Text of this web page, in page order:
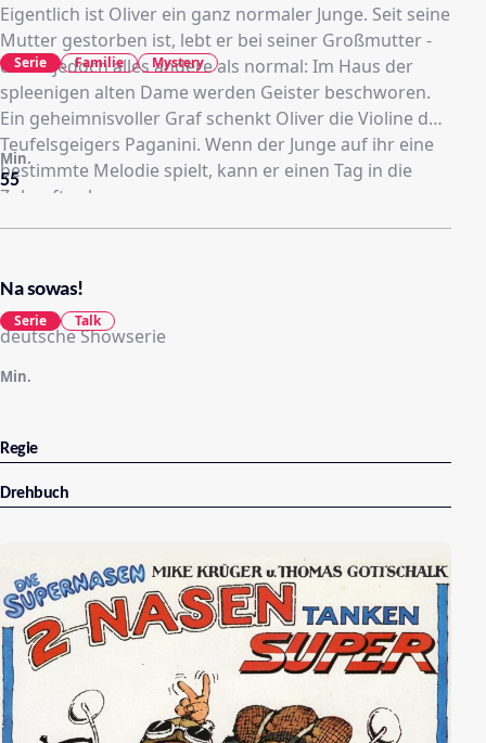
Eigentlich ist Oliver ein ganz normaler Junge. Seit seine
Mutter gestorben ist, lebt er bei seiner Großmutter -
die ist jedoch alles andere als normal: Im Haus der
spleenigen alten Dame werden Geister beschworen.
Ein geheimnisvoller Graf schenkt Oliver die Violine des
Teufelsgeigers Paganini. Wenn der Junge auf ihr eine
bestimmte Melodie spielt, kann er einen Tag in die
Zukunft sehen.
55
Min.
Serie Familie Mystery
Na sowas!
deutsche Showserie
Min.
Serie Talk
Regie
Drehbuch